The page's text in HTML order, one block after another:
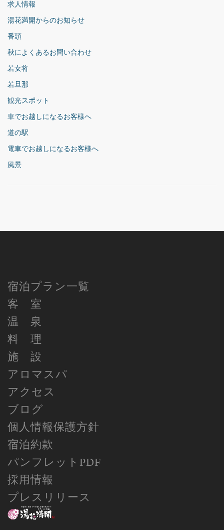
求人情報
湯花満開からのお知らせ
番頭
秋によくあるお問い合わせ
若女将
若旦那
観光スポット
車でお越しになるお客様へ
道の駅
電車でお越しになるお客様へ
風景
宿泊プラン一覧
客 室
温 泉
料 理
施 設
アロマスパ
アクセス
ブログ
個人情報保護方針
宿泊約款
パンフレットPDF
採用情報
プレスリリース